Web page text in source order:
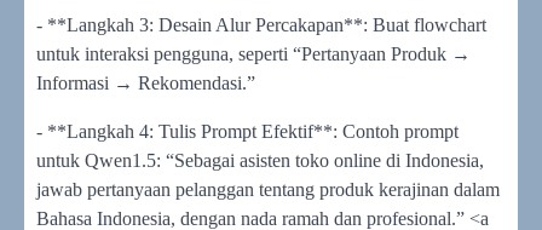
- **Langkah 3: Desain Alur Percakapan**: Buat flowchart
untuk interaksi pengguna, seperti “Pertanyaan Produk →
Informasi → Rekomendasi.”
- **Langkah 4: Tulis Prompt Efektif**: Contoh prompt
untuk Qwen1.5: “Sebagai asisten toko online di Indonesia,
jawab pertanyaan pelanggan tentang produk kerajinan dalam
Bahasa Indonesia, dengan nada ramah dan profesional.” <a